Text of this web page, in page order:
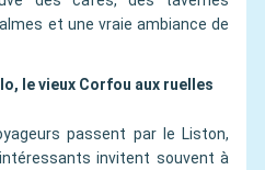
et une vraie ambiance de
le vieux Corfou aux ruelles
passent par le Liston,
invitent souvent à